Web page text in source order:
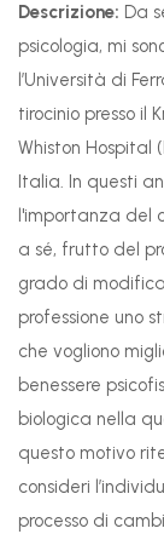
Descrizione: Da
psicologia, mi
l’Università di
tirocinio presso il
Whiston Hospital
Italia. In questi
l'importanza del
a sé, frutto del
grado di
professione uno
che vogliono
benessere
biologica nella
questo motivo
consideri
processo di